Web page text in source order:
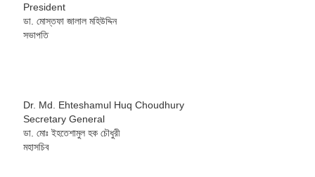
President
ডা. মোস্তফা জালাল মহিউদ্দিন
সভাপতি
Dr. Md. Ehteshamul Huq Choudhury
Secretary General
ডা. মোঃ ইহতেশামুল হক চৌধুরী
মহাসচিব